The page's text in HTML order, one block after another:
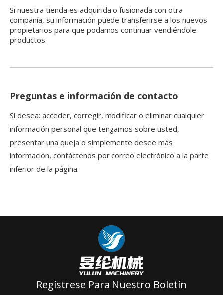
Si nuestra tienda es adquirida o fusionada con otra
compañía, su información puede transferirse a los nuevos
propietarios para que podamos continuar vendiéndole
productos.
Preguntas e información de contacto
Si desea: acceder, corregir, modificar o eliminar cualquier
información personal que tengamos sobre usted,
presentar una queja o simplemente desee más
información, contáctenos por correo electrónico a la parte
inferior de la página.
Regístrese Para Nuestro Boletín